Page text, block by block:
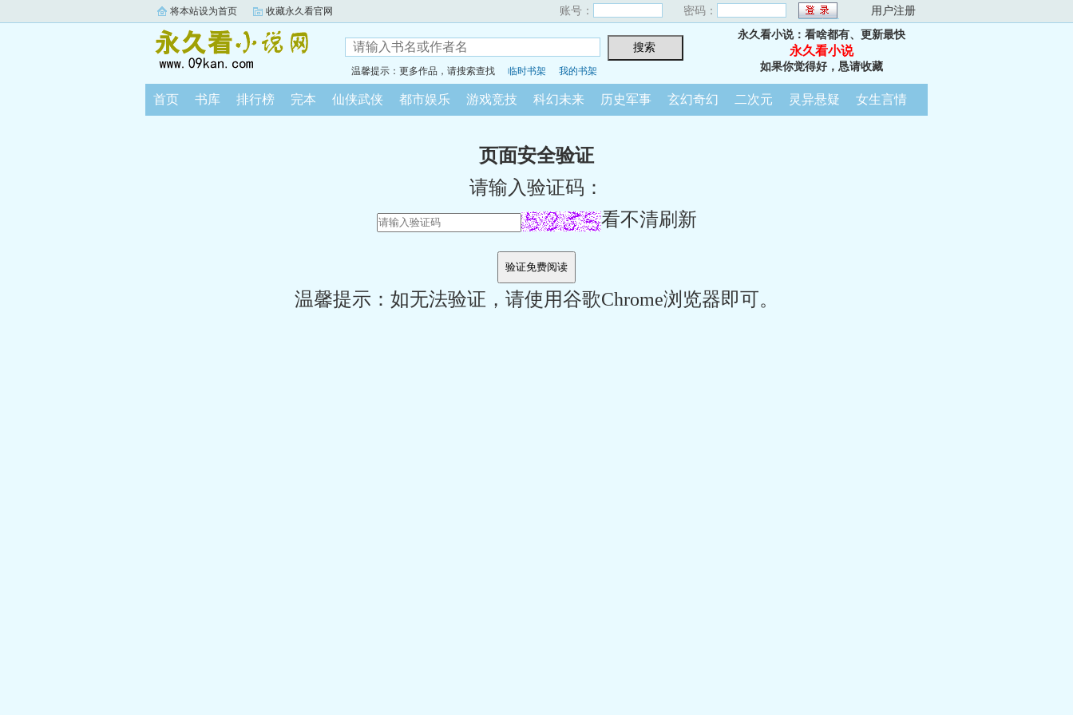
将本站设为首页 收藏永久看官网 账号： 密码： 用户注册
温馨提示：更多作品，请搜索查找 临时书架 我的书架
永久看小说：看啥都有、更新最快
永久看小说
如果你觉得好，恳请收藏
首页 书库 排行榜 完本 仙侠武侠 都市娱乐 游戏竞技 科幻未来 历史军事 玄幻奇幻 二次元 灵异悬疑 女生言情
页面安全验证
请输入验证码：
看不清刷新
温馨提示：如无法验证，请使用谷歌Chrome浏览器即可。